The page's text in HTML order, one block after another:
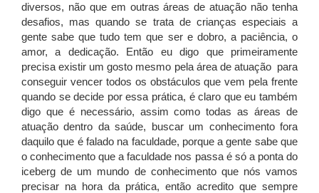
diversos, não que em outras áreas de atuação não tenha
desafios, mas quando se trata de crianças especiais a
gente sabe que tudo tem que ser e dobro, a paciência, o
amor, a dedicação. Então eu digo que primeiramente
precisa existir um gosto mesmo pela área de atuação para
conseguir vencer todos os obstáculos que vem pela frente
quando se decide por essa prática, é claro que eu também
digo que é necessário, assim como todas as áreas de
atuação dentro da saúde, buscar um conhecimento fora
daquilo que é falado na faculdade, porque a gente sabe que
o conhecimento que a faculdade nos passa é só a ponta do
iceberg de um mundo de conhecimento que nós vamos
precisar na hora da prática, então acredito que sempre